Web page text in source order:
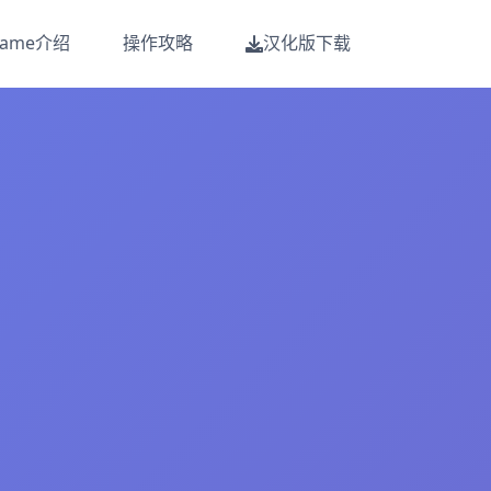
介绍 操作攻略 汉化版下载